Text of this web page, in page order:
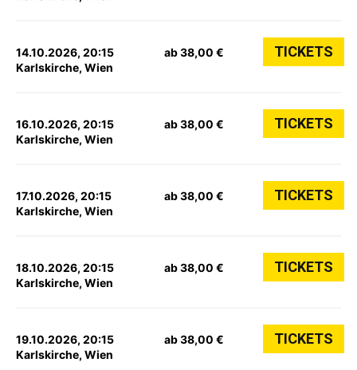
14.10.2026, 20:15
Karlskirche, Wien
ab 38,00 € TICKETS
16.10.2026, 20:15
Karlskirche, Wien
ab 38,00 € TICKETS
17.10.2026, 20:15
Karlskirche, Wien
ab 38,00 € TICKETS
18.10.2026, 20:15
Karlskirche, Wien
ab 38,00 € TICKETS
19.10.2026, 20:15
Karlskirche, Wien
ab 38,00 € TICKETS